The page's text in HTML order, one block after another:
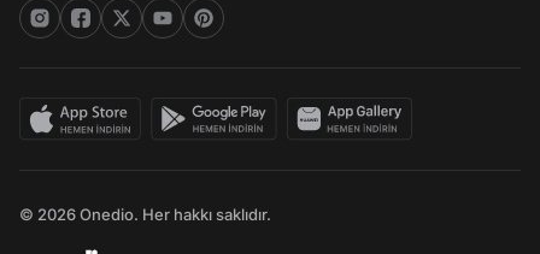
© 2026 Onedio. Her hakkı saklıdır.